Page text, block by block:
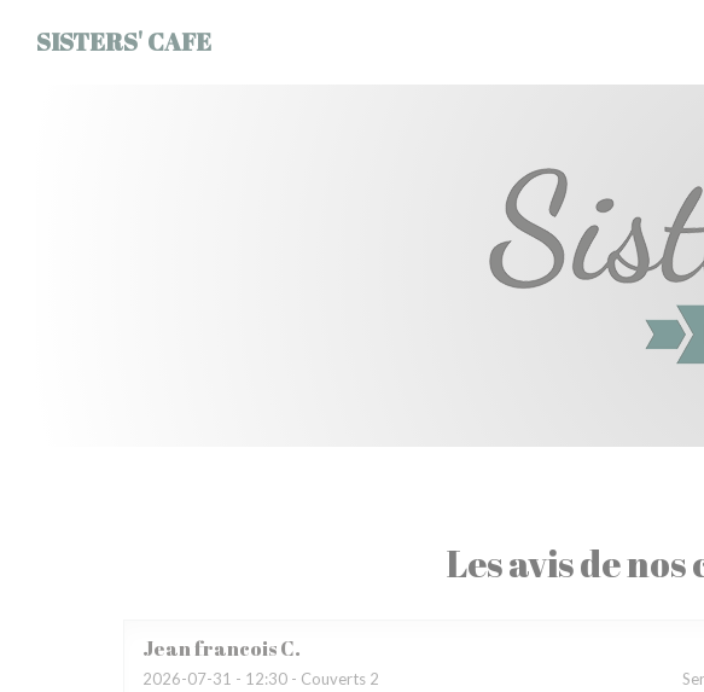
SISTERS' CAFE
Les avis de
Jean francoisC
2026-07-31 - 12:30 - Couverts 2